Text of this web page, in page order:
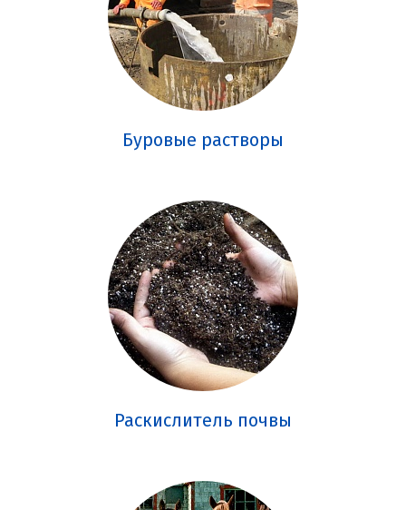
Буровые растворы
Раскислитель почвы